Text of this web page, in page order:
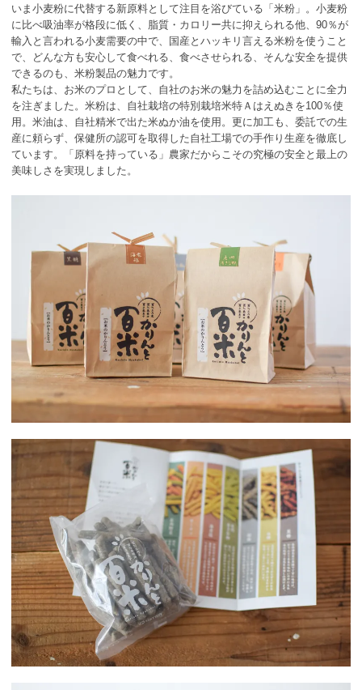
いま小麦粉に代替する新原料として注目を浴びている「米粉」。小麦粉
に比べ吸油率が格段に低く、脂質・カロリー共に抑えられる他、90％が
輸入と言われる小麦需要の中で、国産とハッキリ言える米粉を使うこと
で、どんな方も安心して食べれる、食べさせられる、そんな安全を提供
できるのも、米粉製品の魅力です。
私たちは、お米のプロとして、自社のお米の魅力を詰め込むことに全力
を注ぎました。米粉は、自社栽培の特別栽培米特Ａはえぬきを100％使
用。米油は、自社精米で出た米ぬか油を使用。更に加工も、委託での生
産に頼らず、保健所の認可を取得した自社工場での手作り生産を徹底し
ています。「原料を持っている」農家だからこその究極の安全と最上の
美味しさを実現しました。